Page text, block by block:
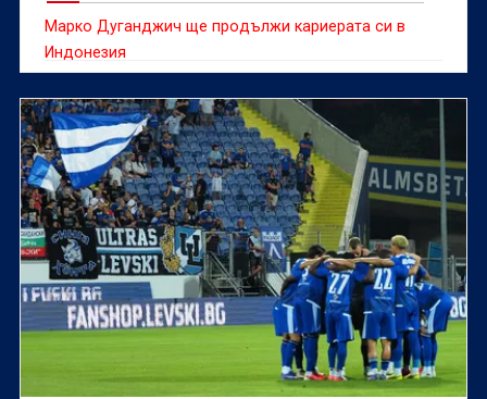
Марко Дуганджич ще продължи кариерата си в
Индонезия